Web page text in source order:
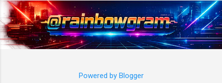
Powered by Blogger